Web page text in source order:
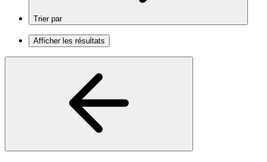
Trier par
Afficher les résultats